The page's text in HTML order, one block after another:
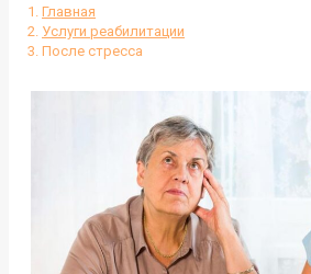
Главная
Услуги реабилитации
После стресса